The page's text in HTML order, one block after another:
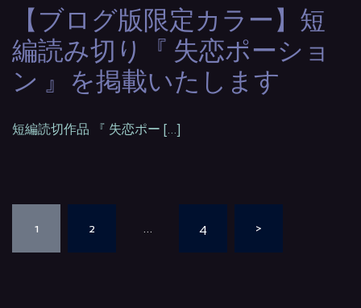
【ブログ版限定カラー】短
編読み切り『 失恋ポーショ
ン 』を掲載いたします
短編読切作品 『 失恋ポー […]
稿
1 2 4 >